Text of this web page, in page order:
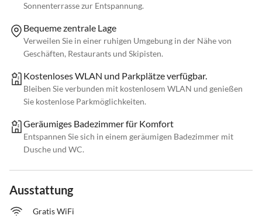
Sonnenterrasse zur Entspannung.
Bequeme zentrale Lage
Verweilen Sie in einer ruhigen Umgebung in der Nähe von
Geschäften, Restaurants und Skipisten.
Kostenloses WLAN und Parkplätze verfügbar.
Bleiben Sie verbunden mit kostenlosem WLAN und genießen
Sie kostenlose Parkmöglichkeiten.
Geräumiges Badezimmer für Komfort
Entspannen Sie sich in einem geräumigen Badezimmer mit
Dusche und WC.
Ausstattung
Gratis WiFi